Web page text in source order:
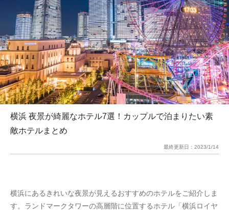
横浜 夜景が綺麗なホテル7選！カップルで泊まりたい素
敵ホテルまとめ
最終更新日： 2023/1/14
横浜にあるきれいな夜景が見えるおすすめのホテルをご紹介しま
す。ランドマークタワーの高層階に位置するホテル「横浜ロイヤ